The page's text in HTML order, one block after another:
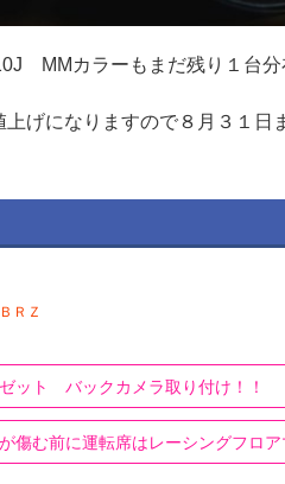
MMカラーもまだ残り１台分
上げになりますので８月３１
ＲＺ
ット バックカメラ取り付け！！
傷む前に運転席はレーシングフロ